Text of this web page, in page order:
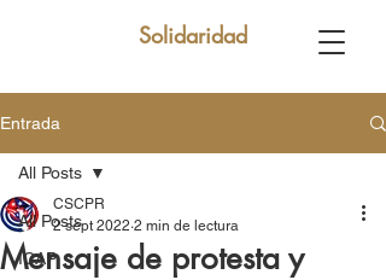
Solidaridad
Entrada
All Posts
ICAP
All Posts
Mensaje de protesta y
CSCPR
2 sept 2022 2 min de lectura